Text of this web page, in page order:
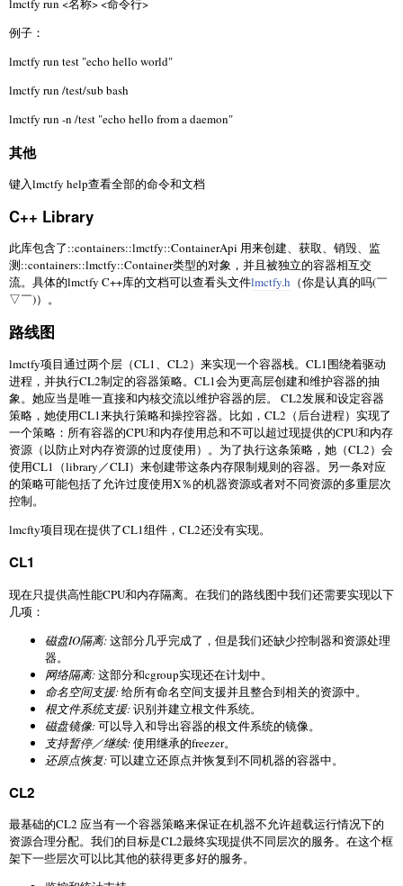
lmctfy run <名称> <命令行>
例子：
lmctfy run test "echo hello world"
lmctfy run /test/sub bash
lmctfy run -n /test "echo hello from a daemon"
其他
键入lmctfy help查看全部的命令和文档
C++ Library
此库包含了::containers::lmctfy::ContainerApi 用来创建、获取、销毁、监
测::containers::lmctfy::Container类型的对象，并且被独立的容器相互交
流。具体的lmctfy C++库的文档可以查看头文件lmctfy.h （你是认真的吗(￣
▽￣)）。
路线图
lmctfy项目通过两个层（CL1、CL2）来实现一个容器栈。CL1围绕着驱动
进程，并执行CL2制定的容器策略。CL1会为更高层创建和维护容器的抽
象。她应当是唯一直接和内核交流以维护容器的层。 CL2发展和设定容器
策略，她使用CL1来执行策略和操控容器。比如，CL2（后台进程）实现了
一个策略：所有容器的CPU和内存使用总和不可以超过现提供的CPU和内存
资源（以防止对内存资源的过度使用）。为了执行这条策略，她（CL2）会
使用CL1（library／CLI）来创建带这条内存限制规则的容器。另一条对应
的策略可能包括了允许过度使用X％的机器资源或者对不同资源的多重层次
控制。
lmcfty项目现在提供了CL1组件，CL2还没有实现。
CL1
现在只提供高性能CPU和内存隔离。在我们的路线图中我们还需要实现以下
几项：
磁盘IO隔离:这部分几乎完成了，但是我们还缺少控制器和资源处理
器。
网络隔离:这部分和cgroup实现还在计划中。
命名空间支援:给所有命名空间支援并且整合到相关的资源中。
根文件系统支援:识别并建立根文件系统。
磁盘镜像:可以导入和导出容器的根文件系统的镜像。
支持暂停／继续:使用继承的freezer。
还原点恢复:可以建立还原点并恢复到不同机器的容器中。
CL2
最基础的CL2 应当有一个容器策略来保证在机器不允许超载运行情况下的
资源合理分配。我们的目标是CL2最终实现提供不同层次的服务。在这个框
架下一些层次可以比其他的获得更多好的服务。